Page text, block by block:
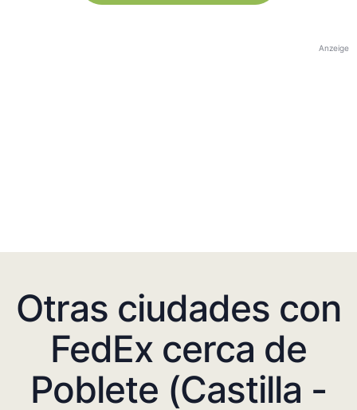
Anzeige
Otras ciudades con
FedEx cerca de
Poblete (Castilla -